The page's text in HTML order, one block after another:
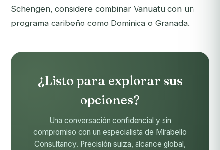
Schengen, considere combinar Vanuatu con un
programa caribeño como Dominica o Granada.
¿Listo para explorar sus
opciones?
Una conversación confidencial y sin
compromiso con un especialista de Mirabello
Consultancy. Precisión suiza, alcance global,